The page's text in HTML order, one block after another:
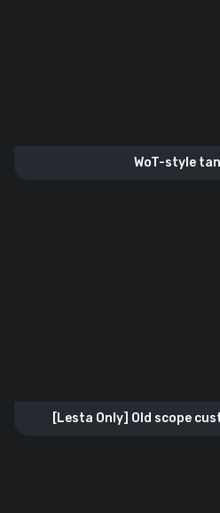
WoT-style
[Lesta Only] Old scope